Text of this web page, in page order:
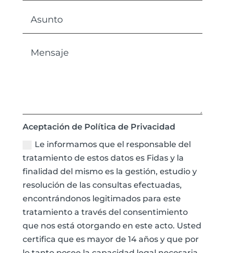
Aceptación de Política de Privacidad
Le informamos que el responsable del
tratamiento de estos datos es Fidas y la
finalidad del mismo es la gestión, estudio y
resolución de las consultas efectuadas,
encontrándonos legitimados para este
tratamiento a través del consentimiento
que nos está otorgando en este acto. Usted
certifica que es mayor de 14 años y que por